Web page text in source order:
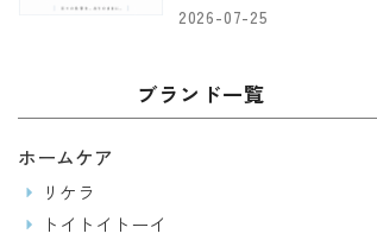
2026-07-25
ブランド一覧
ホームケア
リケラ
トイトイトーイ